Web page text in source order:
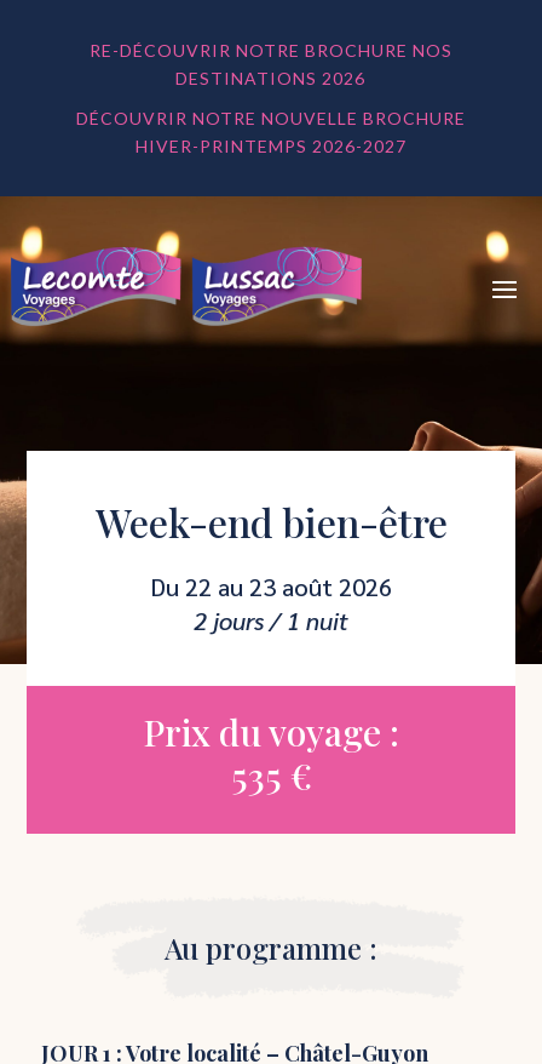
RE-DÉCOUVRIR NOTRE BROCHURE NOS
DESTINATIONS 2026
DÉCOUVRIR NOTRE NOUVELLE BROCHURE
HIVER-PRINTEMPS 2026-2027
Week-end bien-être
Du 22 au 23 août 2026
2 jours / 1 nuit
Prix du voyage :
535 €
Au programme :
JOUR 1 : Votre localité – Châtel-Guyon